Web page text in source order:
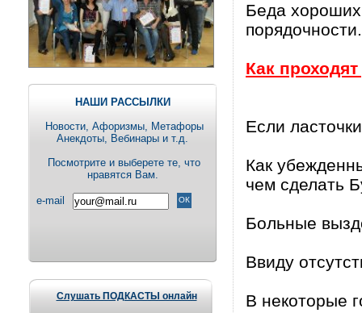
НАШИ РАССЫЛКИ
Новости, Aфоризмы, Метафоры
Анекдоты, Вебинары и т.д.
Посмотрите и выберете те, что
нравятся Вам.
e-mail
Слушать ПОДКАСТЫ онлайн
Беда
порядочности.
Как
Если
Как
чем сделать
Больные
Ввиду
В некоторые